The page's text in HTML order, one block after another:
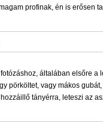
profinak, én is erősen
általában elsőre a
pörköltet, vagy mákos
tányérra, leteszi az